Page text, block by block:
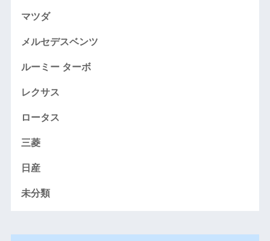
マツダ
メルセデスベンツ
ルーミー ターボ
レクサス
ロータス
三菱
日産
未分類